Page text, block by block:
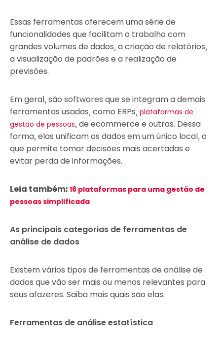
Essas ferramentas oferecem uma série de
funcionalidades que facilitam o trabalho com
grandes volumes de dados, a criação de relatórios,
a visualização de padrões e a realização de
previsões.
Em geral, são softwares que se integram a demais
ferramentas usadas, como ERPs, plataformas de
gestão de pessoas, de ecommerce e outras. Dessa
forma, elas unificam os dados em um único local, o
que permite tomar decisões mais acertadas e
evitar perda de informações.
Leia também: 16 plataformas para uma gestão de
pessoas simplificada
As principais categorias de ferramentas de
análise de dados
Existem vários tipos de ferramentas de análise de
dados que vão ser mais ou menos relevantes para
seus afazeres. Saiba mais quais são elas.
Ferramentas de análise estatística